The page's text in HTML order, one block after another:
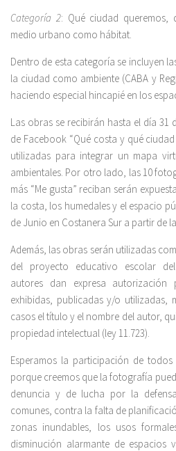
Categoría 2: Qué ciudad queremos,
medio urbano como hábitat.
Dentro de esta categoría se incluyen
la ciudad como ambiente (CABA y
haciendo especial hincapié en los
Las obras se recibirán hasta el día 31
de Facebook “Qué costa y qué
utilizadas para integrar un mapa
ambientales. Por otro lado, las 10
más “Me gusta” reciban serán
la costa, los humedales y el espacio
de Junio en Costanera Sur a partir de
Además, las obras serán utilizadas
del proyecto educativo escolar
autores dan expresa autorización
exhibidas, publicadas y/o utilizadas,
casos el título y el nombre del autor,
propiedad intelectual (ley 11.723).
Esperamos la participación de
porque creemos que la fotografía
denuncia y de lucha por la
comunes, contra la falta de
zonas inundables, los usos
disminución alarmante de espacios